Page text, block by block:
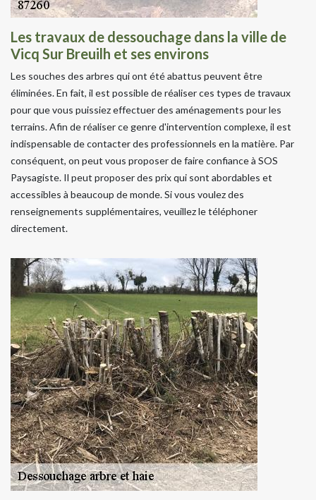
Les travaux de dessouchage dans la ville de
Vicq Sur Breuilh et ses environs
Les souches des arbres qui ont été abattus peuvent être
éliminées. En fait, il est possible de réaliser ces types de travaux
pour que vous puissiez effectuer des aménagements pour les
terrains. Afin de réaliser ce genre d'intervention complexe, il est
indispensable de contacter des professionnels en la matière. Par
conséquent, on peut vous proposer de faire confiance à SOS
Paysagiste. Il peut proposer des prix qui sont abordables et
accessibles à beaucoup de monde. Si vous voulez des
renseignements supplémentaires, veuillez le téléphoner
directement.